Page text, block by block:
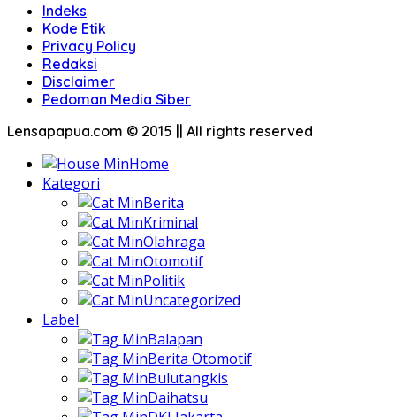
Indeks
Kode Etik
Privacy Policy
Redaksi
Disclaimer
Pedoman Media Siber
Lensapapua.com © 2015 || All rights reserved
Home
Kategori
Berita
Kriminal
Olahraga
Otomotif
Politik
Uncategorized
Label
Balapan
Berita Otomotif
Bulutangkis
Daihatsu